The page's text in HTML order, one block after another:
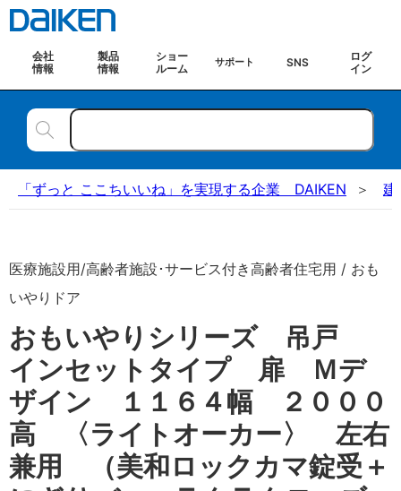
会社
情報
製品
情報
ショー
ルーム
サポート SNS
ログ
イン
「ずっと ここちいいね」を実現する企業 DAIKEN 建
医療施設用/高齢者施設･サービス付き高齢者住宅用 / おも
いやりドア
おもいやりシリーズ 吊戸
インセットタイプ 扉 Ｍデ
ザイン １１６４幅 ２０００
高 〈ライトオーカー〉 左右
兼用 （美和ロックカマ錠受＋